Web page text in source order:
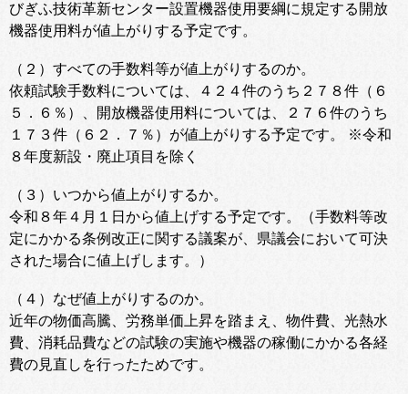
びぎふ技術革新センター設置機器使用要綱に規定する開放
機器使用料が値上がりする予定です。
（２）すべての手数料等が値上がりするのか。
依頼試験手数料については、４２４件のうち２７８件（６
５．６％）、開放機器使用料については、２７６件のうち
１７３件（６２．７％）が値上がりする予定です。 ※令和
８年度新設・廃止項目を除く
（３）いつから値上がりするか。
令和８年４月１日から値上げする予定です。（手数料等改
定にかかる条例改正に関する議案が、県議会において可決
された場合に値上げします。）
（４）なぜ値上がりするのか。
近年の物価高騰、労務単価上昇を踏まえ、物件費、光熱水
費、消耗品費などの試験の実施や機器の稼働にかかる各経
費の見直しを行ったためです。